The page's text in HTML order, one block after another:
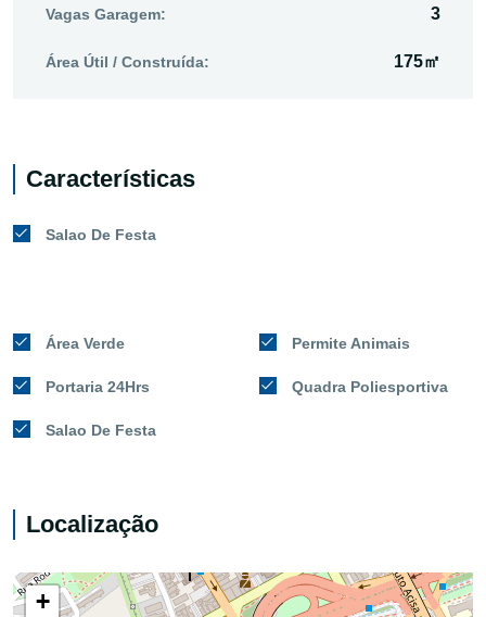
Vagas Garagem: 3
Área Útil / Construída: 175㎡
Características
Salao De Festa
Área Verde Permite Animais
Portaria 24Hrs Quadra Poliesportiva
Salao De Festa
Localização
+